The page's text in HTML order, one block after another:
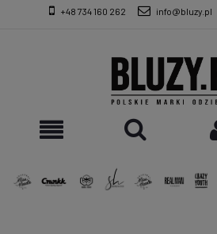
+48 734 160 262 info@bluzy.pl